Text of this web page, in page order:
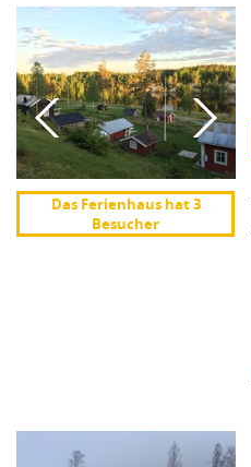
Das Ferienhaus hat 3
Besucher